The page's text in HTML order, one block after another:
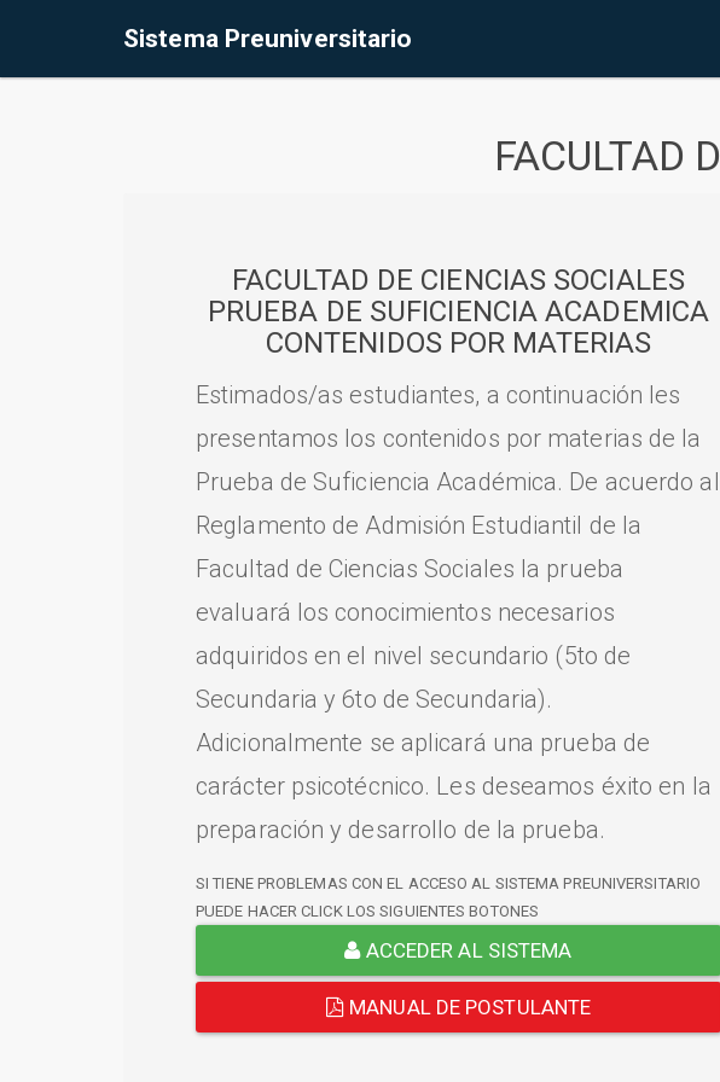
Sistema Preuniversitario
FACULTAD
FACULTAD DE CIENCIAS SOCIALES
PRUEBA DE SUFICIENCIA ACADEMICA
CONTENIDOS POR MATERIAS
Estimados/as estudiantes, a continuación les
presentamos los contenidos por materias de la
Prueba de Suficiencia Académica. De acuerdo al
Reglamento de Admisión Estudiantil de la
Facultad de Ciencias Sociales la prueba
evaluará los conocimientos necesarios
adquiridos en el nivel secundario (5to de
Secundaria y 6to de Secundaria).
Adicionalmente se aplicará una prueba de
carácter psicotécnico. Les deseamos éxito en la
preparación y desarrollo de la prueba.
SI TIENE PROBLEMAS CON EL ACCESO AL SISTEMA PREUNIVERSITARIO
PUEDE HACER CLICK LOS SIGUIENTES BOTONES
ACCEDER AL SISTEMA
MANUAL DE POSTULANTE